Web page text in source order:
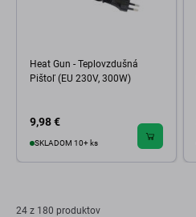
Heat Gun - Teplovzdušná
Pištoľ (EU 230V, 300W)
9,98 €
SKLADOM 10+ ks
24 z 180 produktov